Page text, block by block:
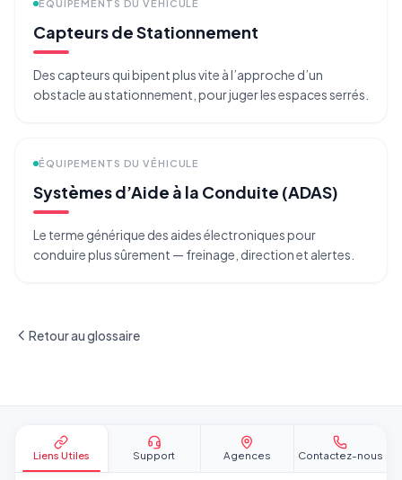
ÉQUIPEMENTS DU VÉHICULE
Capteurs de Stationnement
Des capteurs qui bipent plus vite à l’approche d’un
obstacle au stationnement, pour juger les espaces serrés.
ÉQUIPEMENTS DU VÉHICULE
Systèmes d’Aide à la Conduite (ADAS)
Le terme générique des aides électroniques pour
conduire plus sûrement — freinage, direction et alertes.
Retour au glossaire
Liens Utiles Support Agences Contactez-nous